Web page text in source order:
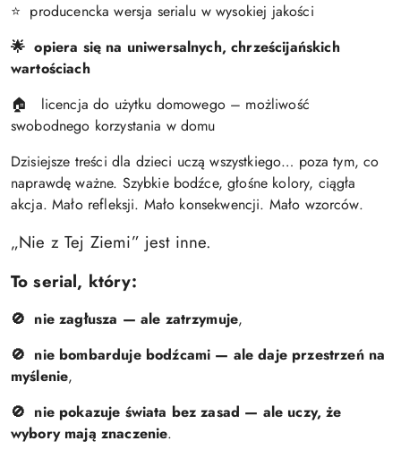
⭐
producencka wersja serialu w wysokiej jakości
🌟 opiera się na uniwersalnych, chrześcijańskich
wartościach
🏠
licencja do użytku domowego – możliwość
swobodnego korzystania w domu
Dzisiejsze treści dla dzieci uczą wszystkiego… poza tym, co
naprawdę ważne. Szybkie bodźce, głośne kolory, ciągła
akcja. Mało refleksji. Mało konsekwencji. Mało wzorców.
„Nie z Tej Ziemi” jest inne.
To serial, który:
🚫 nie zagłusza — ale zatrzymuje,
🚫
nie bombarduje bodźcami — ale daje przestrzeń na
myślenie,
🚫
nie pokazuje świata bez zasad — ale uczy, że
wybory mają znaczenie.